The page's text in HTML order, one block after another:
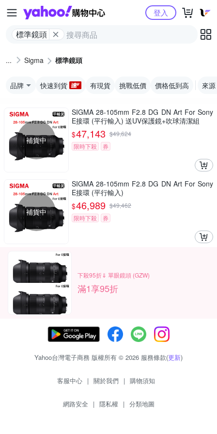
Yahoo購物中心
標準鏡頭
登入
Sigma 標準鏡頭
品牌 快速到貨 有現貨 挑戰低價 價格低到高 來源
補貨中
SIGMA 28-105mm F2.8 DG DN Art For Sony
E接環 (平行輸入) 送UV保護鏡+吹球清潔組
$47,143 $49,624
限時下殺
券
補貨中
SIGMA 28-105mm F2.8 DG DN Art For Sony
E接環 (平行輸入)
$46,989 $49,462
限時下殺
券
下殺95折⇓ 單眼鏡頭 (GZW)
滿1享95折
Yahoo台灣電子商務 版權所有 © 2026 服務條款(更新)
客服中心 | 關於我們 | 購物須知
網路安全 | 隱私權 | 分類地圖